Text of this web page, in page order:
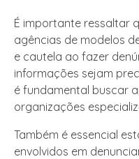
É importante ressaltar
agências de modelos
e cautela ao fazer
informações sejam
é fundamental buscar
organizações
Também é essencial
envolvidos em